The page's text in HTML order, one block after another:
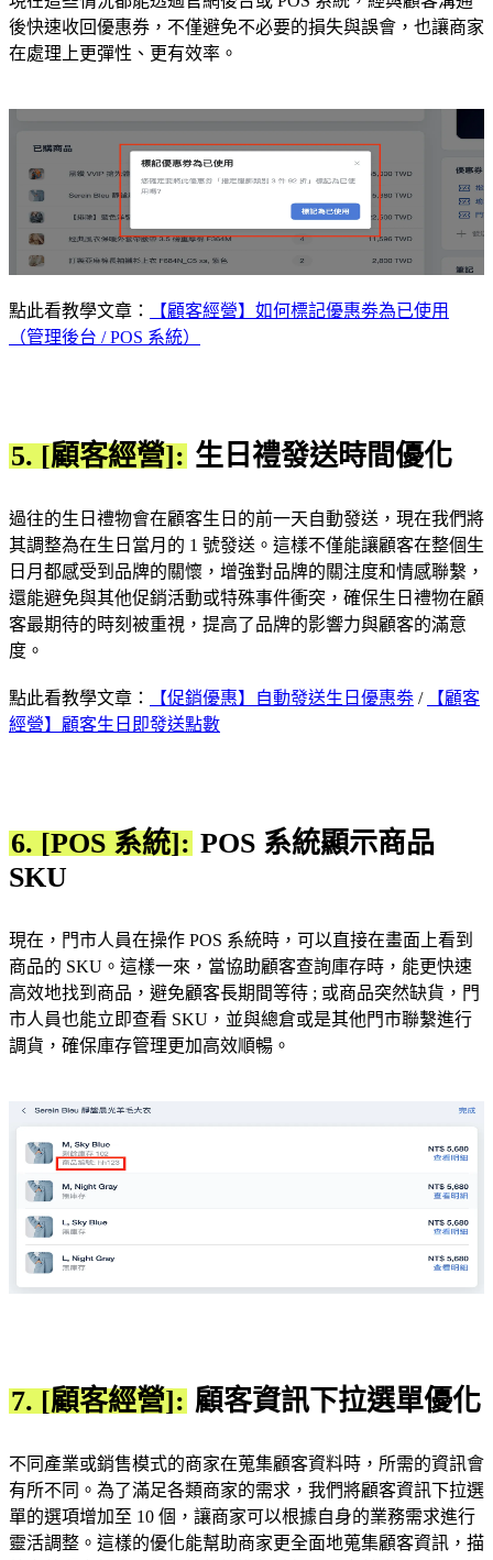
後快速收回優惠券，不僅避免不必要的損失與誤會，也讓商家
在處理上更彈性、更有效率。
點此看教學文章：
【顧客經營】如何標記優惠劵為已使用
（管理後台 / POS 系統）
5. [顧客經營]: 生日禮發送時間優化
過往的生日禮物會在顧客生日的前一天自動發送，現在我們將
其調整為在生日當月的 1 號發送。這樣不僅能讓顧客在整個生
日月都感受到品牌的關懷，增強對品牌的關注度和情感聯繫，
還能避免與其他促銷活動或特殊事件衝突，確保生日禮物在顧
客最期待的時刻被重視，提高了品牌的影響力與顧客的滿意
度。
點此看教學文章： 【促銷優惠】自動發送生日優惠劵 /
【顧客
經營】顧客生日即發送點數
6. [POS 系統]: POS 系統顯示商品
SKU
現在，門市人員在操作 POS 系統時，可以直接在畫面上看到
商品的 SKU。這樣一來，當協助顧客查詢庫存時，能更快速
高效地找到商品，避免顧客長期間等待 ; 或商品突然缺貨，門
市人員也能立即查看 SKU，並與總倉或是其他門市聯繫進行
調貨，確保庫存管理更加高效順暢。
7. [顧客經營]: 顧客資訊下拉選單優化
不同產業或銷售模式的商家在蒐集顧客資料時，所需的資訊會
有所不同。為了滿足各類商家的需求，我們將顧客資訊下拉選
單的選項增加至 10 個，讓商家可以根據自身的業務需求進行
靈活調整。這樣的優化能幫助商家更全面地蒐集顧客資訊，描